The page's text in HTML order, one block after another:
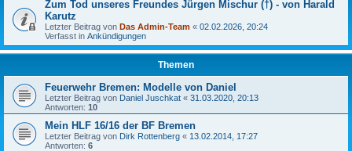
Zum Tod unseres Freundes Jürgen Mischur (†) - von Harald
Karutz
Letzter Beitrag von Das Admin-Team « 02.02.2026, 20:24
Verfasst in Ankündigungen
Themen
Feuerwehr Bremen: Modelle von Daniel
Letzter Beitrag von Daniel Juschkat « 31.03.2020, 20:13
Antworten: 10
Mein HLF 16/16 der BF Bremen
Letzter Beitrag von Dirk Rottenberg « 13.02.2014, 17:27
Antworten: 6